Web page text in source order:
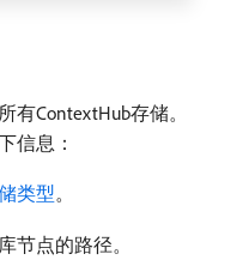
ContextHub存储。
信息：
类型。
节点的路径。